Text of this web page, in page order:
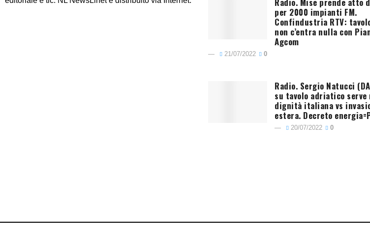
per 2000 impianti FM.
Confindustria RTV:
non c’entra nulla con
Agcom
21/07/2022 0
Radio. Sergio Natucci
su tavolo adriatico serve
dignità italiana vs
estera. Decreto
20/07/2022 0